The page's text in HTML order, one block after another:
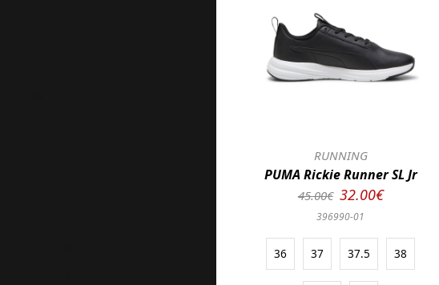
RUNNING
PUMA Rickie Runner SL Jr
45.00€ 32.00€
396990-01
36 37 37.5 38